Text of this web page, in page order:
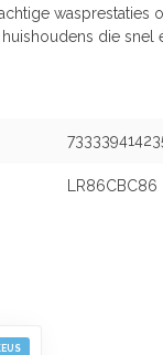
wasprestaties
die snel
LR86CBC86